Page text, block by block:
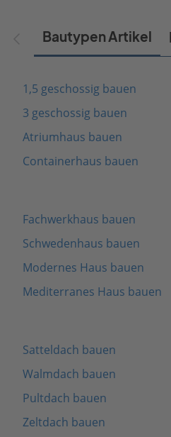
Bautypen Artikel
1,5 geschossig bauen
3 geschossig bauen
Atriumhaus bauen
Containerhaus bauen
Fachwerkhaus bauen
Schwedenhaus bauen
Modernes Haus bauen
Mediterranes Haus bauen
Satteldach bauen
Walmdach bauen
Pultdach bauen
Zeltdach bauen